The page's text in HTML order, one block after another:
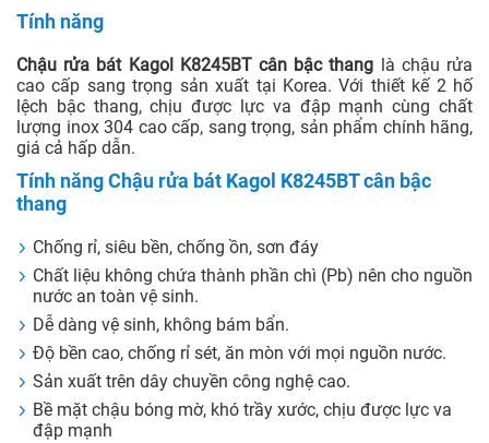
Tính năng
Chậu rửa bát Kagol K8245BT cân bậc thang
là chậu rửa
cao cấp sang trọng sản xuất tại Korea. Với thiết kế 2 hố
lệch bậc thang, chịu được lực va đập mạnh cùng chất
lượng inox 304 cao cấp, sang trọng, sản phẩm chính hãng,
giá cả hấp dẫn.
Tính năng Chậu rửa bát Kagol K8245BT cân bậc
thang
Chống rỉ, siêu bền, chống ồn, sơn đáy
Chất liệu không chứa thành phần chì (Pb) nên cho nguồn
nước an toàn vệ sinh.
Dễ dàng vệ sinh, không bám bẩn.
Độ bền cao, chống rỉ sét, ăn mòn với mọi nguồn nước.
Sản xuất trên dây chuyền công nghệ cao.
Bề mặt chậu bóng mờ, khó trầy xước, chịu được lực va
đập mạnh